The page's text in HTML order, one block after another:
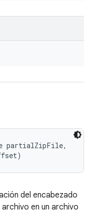
partialZipFile,
del encabezado
en un archivo